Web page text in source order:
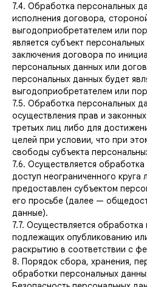
7.4. Обработка персональных
исполнения договора,
выгодоприобретателем или
является субъект
заключения договора по
персональных данных или
персональных данных будет
выгодоприобретателем или
7.5. Обработка персональных
осуществления прав и
третьих лиц либо для
целей при условии, что при
свободы субъекта
7.6. Осуществляется
доступ неограниченного круга
предоставлен субъектом
его просьбе (далее —
данные).
7.7. Осуществляется
подлежащих опубликованию
раскрытию в соответствии с
8. Порядок сбора, хранения,
обработки персональных